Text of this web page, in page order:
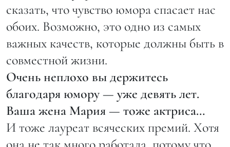
сказать, что чувство юмора спасает нас
обоих. Возможно, это одно из самых
важных качеств, которые должны быть в
совместной жизни.
Очень неплохо вы держитесь
благодаря юмору — уже девять лет.
Ваша жена Мария — тоже актриса…
И тоже лауреат всяческих премий. Хотя